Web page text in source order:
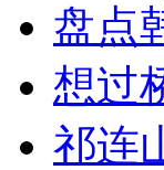
盘点
想过
祁连